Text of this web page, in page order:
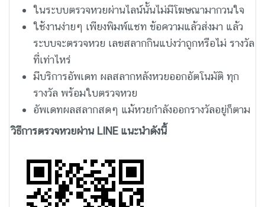
ในระบบตรวจหวยผ่านไลน์นั้นไม่มีโฆษณามากวนใจ
ใช้งานง่ายๆ เพียงพิมพ์แชท ข้อความแล้วส่งมา แล้ว
ระบบจะตรวจหวย เลขสลากกินแบ่งว่าถูกหรือไม่ รางวัล
ที่เท่าไหร่
มีบริการอัพเดท ผลสลากหลังหวยออกอัตโนมัติ ทุก
รางวัล พร้อมใบตรวจหวย
อัพเดทผลสลากสดๆ แม้หวยกำลังออกรางวัลอยู่ก็ตาม
วิธีการตรวจหวยผ่าน LINE แนะนำดังนี้